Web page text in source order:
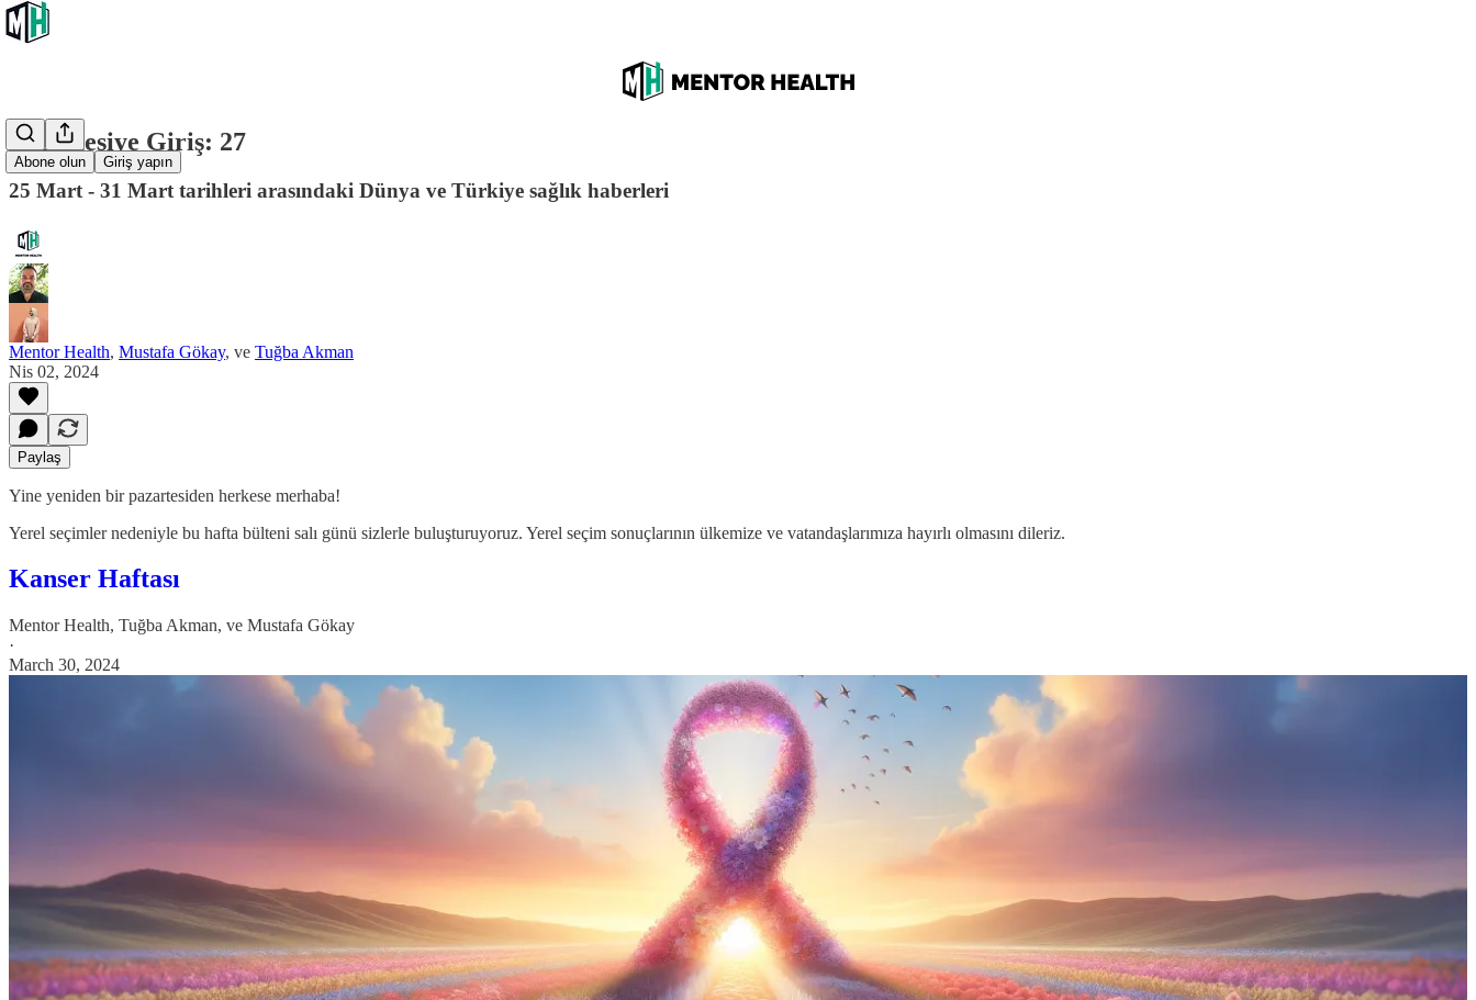
Abone olun Giriş yapın
Pazartesiye Giriş: 27
25 Mart - 31 Mart tarihleri arasındaki Dünya ve Türkiye sağlık haberleri
Mentor Health, Mustafa Gökay, ve Tuğba Akman
Nis 02, 2024
Paylaş
Yine yeniden bir pazartesiden herkese merhaba!
Yerel seçimler nedeniyle bu hafta bülteni salı günü sizlerle buluşturuyoruz. Yerel seçim sonuçlarının ülkemize ve vatandaşlarımıza hayırlı olmasını dileriz.
Kanser Haftası
Mentor Health, Tuğba Akman, ve Mustafa Gökay
·
March 30, 2024